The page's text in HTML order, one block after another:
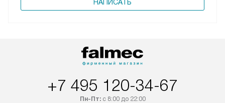
НАПИСАТЬ
+7 495 120-34-67
Пн-Пт:с 8:00 до 22:00